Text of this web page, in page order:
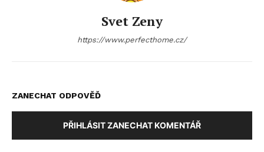
Svet Zeny
https://www.perfecthome.cz/
ZANECHAT ODPOVĚĎ
PŘIHLÁSIT ZANECHAT KOMENTÁŘ